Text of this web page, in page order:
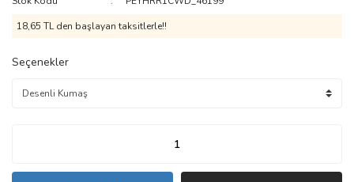
18,65 TL den başlayan taksitlerle!!
Seçenekler